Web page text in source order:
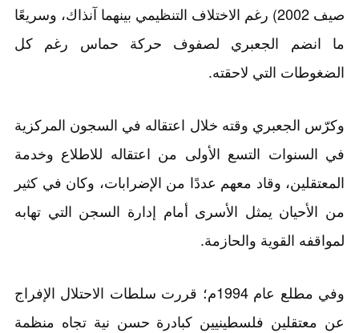
صيف 2002) رغم الاختلاف التنظيمي بينهما آنذاك، وسريعًا
ما انضم الجعبري لصفوف حركة حماس رغم كل
الضغوطات التي لاحقته.
وكرّس الجعبري وقته خلال اعتقاله في السجون المركزية
في السنوات التسع الأولى من اعتقاله للاطلاع وخدمة
المعتقلين، وقاد معهم عددًا من الإضرابات، وكان في كثير
من الأحيان يمثل الأسرى أمام إدارة السجن التي تهابه
لمواقفه القوية والحازمة.
وفي مطلع عام 1994م؛ قررت سلطات الاحتلال الإفراج
عن معتقلين فلسطينيين كبادرة حسن نية تجاه منظمة